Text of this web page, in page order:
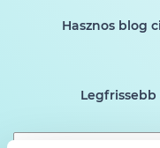
Hasznos blog